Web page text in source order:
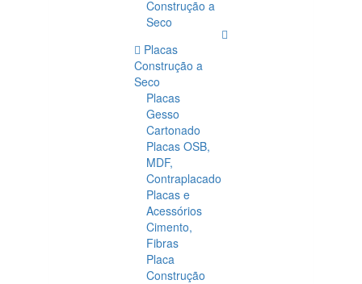
Construção a
Seco
Placas
Construção a
Seco
Placas
Gesso
Cartonado
Placas OSB,
MDF,
Contraplacado
Placas e
Acessórios
Cimento,
Fibras
Placa
Construção